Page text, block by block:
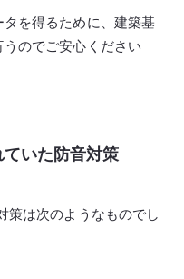
を得るために、建築基
のでご安心ください
いた防音対策
策は次のようなものでし